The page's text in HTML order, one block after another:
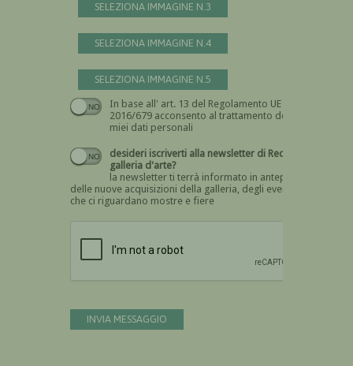
SELEZIONA IMMAGINE N.3
SELEZIONA IMMAGINE N.4
SELEZIONA IMMAGINE N.5
In base all' art. 13 del Regolamento UE n.
2016/679 acconsento al trattamento dei
miei dati personali
Devi dare il consenso
desideri iscriverti alla newsletter di Recta
galleria d'arte?
la newsletter ti terrà informato in anteprima
delle nuove acquisizioni della galleria, degli eventi
che ci riguardano mostre e fiere
INVIA MESSAGGIO